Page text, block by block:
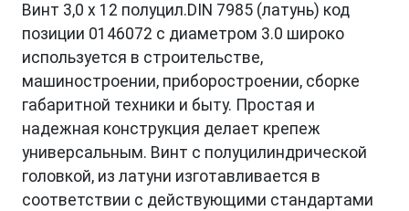
Винт 3,0 х 12 полуцил.DIN 7985 (латунь) код
позиции 0146072 с диаметром 3.0 широко
используется в строительстве,
машиностроении, приборостроении, сборке
габаритной техники и быту. Простая и
надежная конструкция делает крепеж
универсальным. Винт с полуцилиндрической
головкой, из латуни изготавливается в
соответствии с действующими стандартами